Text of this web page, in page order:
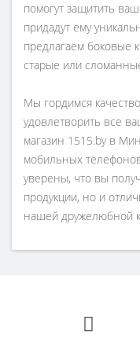
помогут защитить
придадут ему
предлагаем боковые
старые или
Мы гордимся
удовлетворить все
магазин 1515.by в
мобильных
уверены, что вы
продукции, но и
нашей дружелюбной